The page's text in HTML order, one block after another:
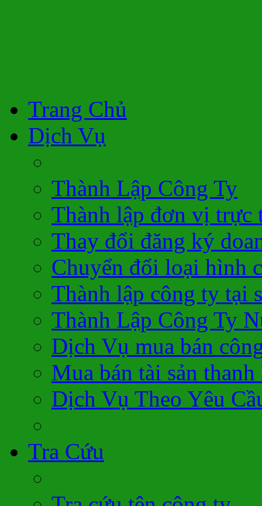
Trang Chủ
Dịch Vụ
Thành Lập Công Ty
Thành lập đơn vị trực
Thay đổi đăng ký
Chuyển đổi loại hình
Thành lập công ty tại
Thành Lập Công Ty
Dịch Vụ mua bán
Mua bán tài sản
Dịch Vụ Theo Yêu
Tra Cứu